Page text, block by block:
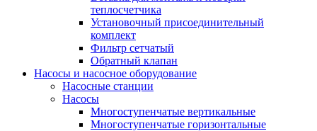
теплосчетчика
Установочный присоединительный
комплект
Фильтр сетчатый
Обратный клапан
Насосы и насосное оборудование
Насосные станции
Насосы
Многоступенчатые вертикальные
Многоступенчатые горизонтальные